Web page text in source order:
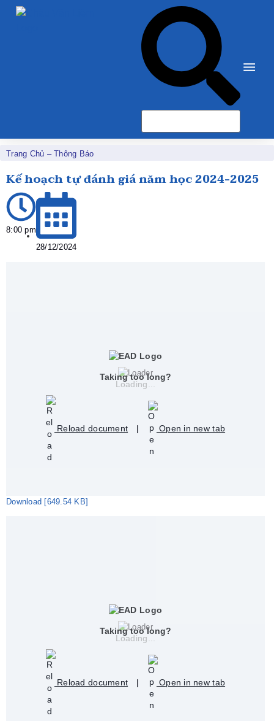
Trang Chủ –Thông Báo
Kế hoạch tự đánh giá năm học 2024-2025
8:00 pm
28/12/2024
Loading...
Taking too long?
Reload document | Open in new tab
Download [649.54 KB]
Loading...
Taking too long?
Reload document | Open in new tab